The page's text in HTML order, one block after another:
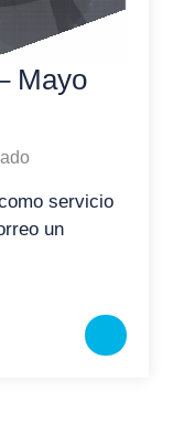
Mayo
servicio
un